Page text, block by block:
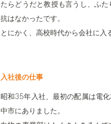
たらどうだと教授も言うし、ふ
抗はなかったです。
とにかく、高校時代から会社に入
入社後の仕事
昭和35年入社、最初の配属は電
中市にありました。